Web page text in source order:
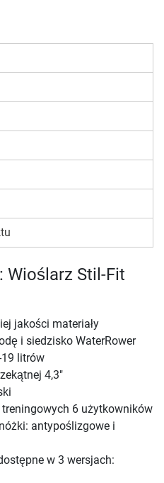
Wioślarz Stil-Fit
jakości materiały
i siedzisko WaterRower
litrów
4,3"
6 użytkowników
antypoślizgowe i
w 3 wersjach: